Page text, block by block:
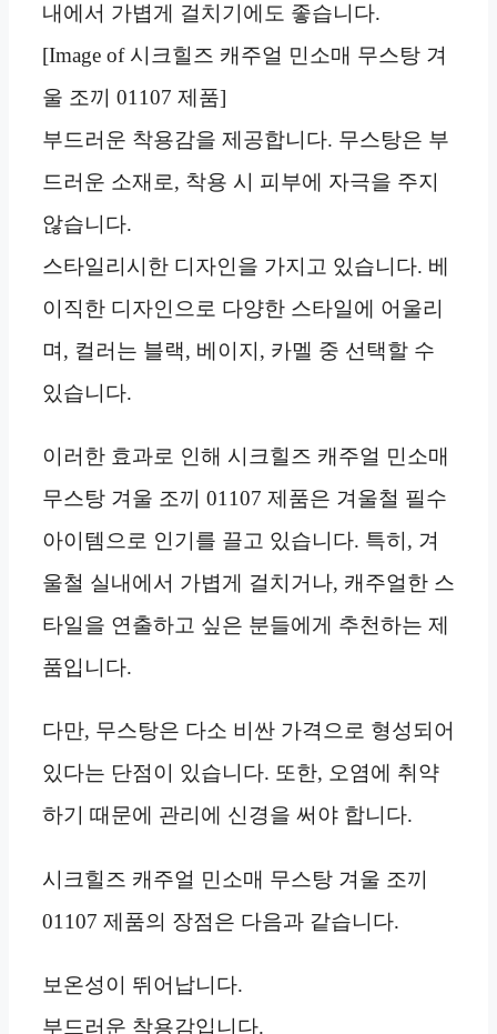
내에서 가볍게 걸치기에도 좋습니다.
[Image of 시크힐즈 캐주얼 민소매 무스탕 겨
울 조끼 01107 제품]
부드러운 착용감을 제공합니다. 무스탕은 부
드러운 소재로, 착용 시 피부에 자극을 주지
않습니다.
스타일리시한 디자인을 가지고 있습니다. 베
이직한 디자인으로 다양한 스타일에 어울리
며, 컬러는 블랙, 베이지, 카멜 중 선택할 수
있습니다.
이러한 효과로 인해 시크힐즈 캐주얼 민소매
무스탕 겨울 조끼 01107 제품은 겨울철 필수
아이템으로 인기를 끌고 있습니다. 특히, 겨
울철 실내에서 가볍게 걸치거나, 캐주얼한 스
타일을 연출하고 싶은 분들에게 추천하는 제
품입니다.
다만, 무스탕은 다소 비싼 가격으로 형성되어
있다는 단점이 있습니다. 또한, 오염에 취약
하기 때문에 관리에 신경을 써야 합니다.
시크힐즈 캐주얼 민소매 무스탕 겨울 조끼
01107 제품의 장점은 다음과 같습니다.
보온성이 뛰어납니다.
부드러운 착용감입니다.